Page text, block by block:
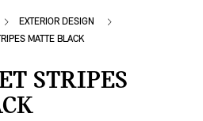
EXTERIOR DESIGN
MATTE BLACK
STRIPES